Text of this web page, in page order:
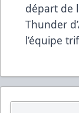
départ de
Thunder
l’équipe